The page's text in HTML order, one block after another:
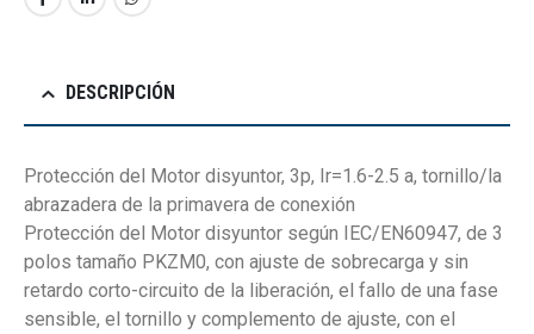
DESCRIPCIÓN
Protección del Motor disyuntor, 3p, Ir=1.6-2.5 a, tornillo/la
abrazadera de la primavera de conexión
Protección del Motor disyuntor según IEC/EN60947, de 3
polos tamaño PKZM0, con ajuste de sobrecarga y sin
retardo corto-circuito de la liberación, el fallo de una fase
sensible, el tornillo y complemento de ajuste, con el